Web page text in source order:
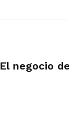
El negocio